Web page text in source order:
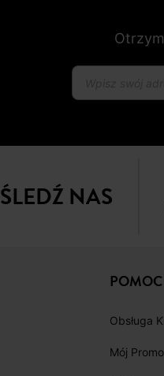
ŚLEDŹ NAS
POMOC
Obsługa
Mój